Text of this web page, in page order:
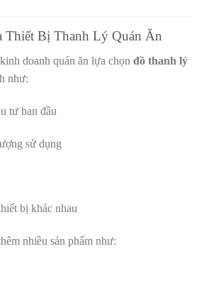
Thiết Bị Thanh Lý Quán Ăn
doanh quán ăn lựa chọn đồ thanh lý
như:
tư ban đầu
sử dụng
bị khác nhau
nhiều sản phẩm như: